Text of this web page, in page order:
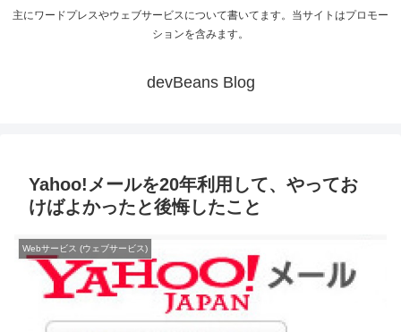
主にワードプレスやウェブサービスについて書いてます。当サイトはプロモー
ションを含みます。
devBeans Blog
Yahoo!メールを20年利用して、やってお
けばよかったと後悔したこと
Webサービス (ウェブサービス)